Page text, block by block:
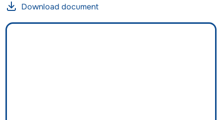
Download document